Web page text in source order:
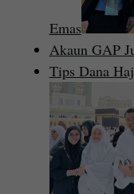
Emas
Akaun GAP
Tips Dana